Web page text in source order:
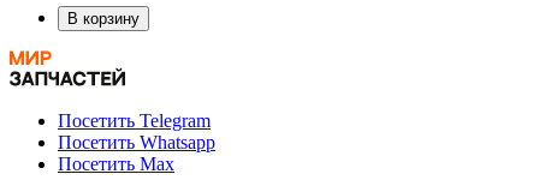
В корзину
Посетить Telegram
Посетить Whatsapp
Посетить Max